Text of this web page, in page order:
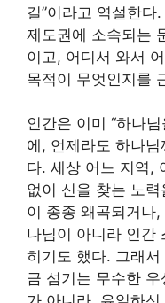
길”이라고 역설한
제도권에 소속되는
이고, 어디서 와서
목적이 무엇인지를
인간은 이미 “하나
에, 언제라도 하나
다. 세상 어느 지역,
없이 신을 찾는 노
이 종종 왜곡되거나
나님이 아니라 인간
히기도 했다. 그래서
금 섬기는 무수한